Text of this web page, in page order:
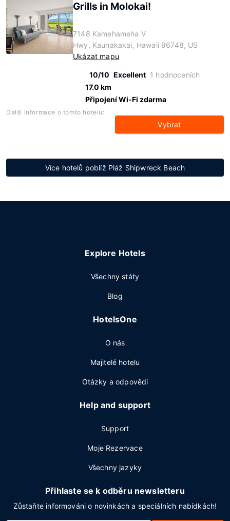
Grills in Molokai!
7148 Kamehameha V
Hwy, Kaunakakai, Hawaii 96748, US
Ukázat mapu
10/10 Excellent 1 hodnoceních
17.0 km
Připojení Wi-Fi zdarma
Další informace o tomto hotelu:
Vybrat
Více hotelů poblíž Pláž Shipwreck Beach
Explore Hotels
Všechny státy
Blog
HotelsOne
O nás
Majitelé hotelu
Otázky a odpovědi
Help and support
Support
Moje Rezervace
Všechny jazyky
Přihlaste se k odběru newsletteru
Zůstaňte informováni o novinkách a speciálních nabídkách!